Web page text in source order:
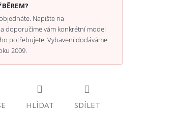
Napište na
a doporučíme vám konkrétní model
potřebujete. Vybavení dodáváme
2009.
HLÍDAT SDÍLET